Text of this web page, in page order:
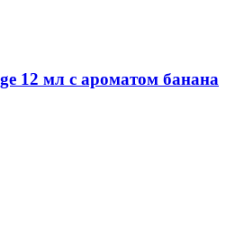
12 мл с ароматом банана